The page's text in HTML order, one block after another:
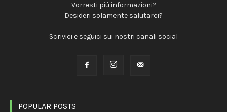
Vorresti più informazioni?
Desideri solamente salutarci?
Scrivici e seguici sui nostri canali social
POPULAR POSTS